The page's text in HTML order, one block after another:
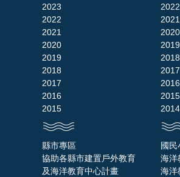
2023
2022
2021
2020
2019
2018
2017
2016
2015
2022
2021
2020
2019
2018
2017
2016
2015
2014
縣市專區
協助各縣市建置戶外教育
及海洋教育中心計畫
國民
海洋
海洋